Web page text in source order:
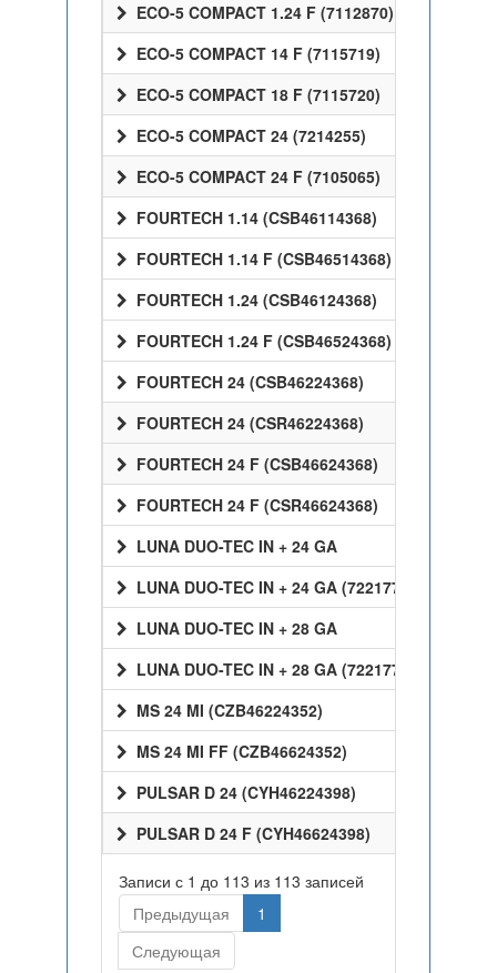
ECO-5 COMPACT 1.24 F (7112870)
ECO-5 COMPACT 14 F (7115719)
ECO-5 COMPACT 18 F (7115720)
ECO-5 COMPACT 24 (7214255)
ECO-5 COMPACT 24 F (7105065)
FOURTECH 1.14 (CSB46114368)
FOURTECH 1.14 F (CSB46514368)
FOURTECH 1.24 (CSB46124368)
FOURTECH 1.24 F (CSB46524368)
FOURTECH 24 (CSB46224368)
FOURTECH 24 (CSR46224368)
FOURTECH 24 F (CSB46624368)
FOURTECH 24 F (CSR46624368)
LUNA DUO-TEC IN + 24 GA
LUNA DUO-TEC IN + 24 GA (7221770)
LUNA DUO-TEC IN + 28 GA
LUNA DUO-TEC IN + 28 GA (7221772)
MS 24 MI (CZB46224352)
MS 24 MI FF (CZB46624352)
PULSAR D 24 (CYH46224398)
PULSAR D 24 F (CYH46624398)
Записи с 1 до 113 из 113 записей
Предыдущая
1
Следующая